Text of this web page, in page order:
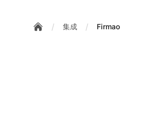
/ 集成 / Firmao